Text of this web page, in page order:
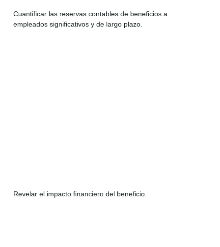
Cuantificar las reservas contables de beneficios a
empleados significativos y de largo plazo.
Revelar el impacto financiero del beneficio.